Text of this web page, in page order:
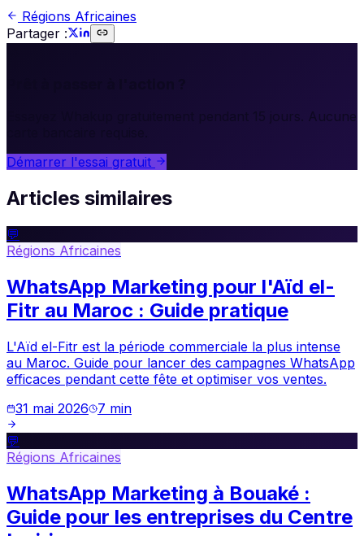
Régions Africaines
Partager :
Essayez Whakup gratuitement pendant 15 jours. Aucune
Démarrer l'essai gratuit
Articles similaires
💬
Régions Africaines
WhatsApp Marketing pour l'Aïd el-
Fitr au Maroc : Guide pratique
L'Aïd el-Fitr est la période commerciale la plus intense
au Maroc. Guide pour lancer des campagnes WhatsApp
efficaces pendant cette fête et optimiser vos ventes.
31 mai 2026
7 min
💬
Régions Africaines
WhatsApp Marketing à Bouaké :
Guide pour les entreprises du Centre